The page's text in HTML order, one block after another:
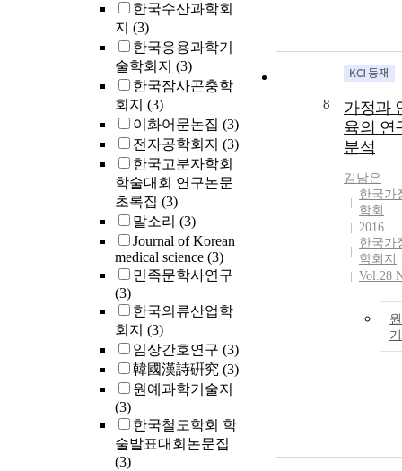
한국수산과학회
지 (3)
한국응용과학기
술학회지 (3)
한국잠사곤충학
회지 (3)
이화어문논집 (3)
전자공학회지 (3)
한국고분자학회
학술대회 연구논문
초록집 (3)
말소리 (3)
Journal of Korean
medical science (3)
민족문학사연구
(3)
한국의류산업학
회지 (3)
임상간호연구 (3)
韓國漢詩硏究 (3)
원예과학기술지
(3)
한국철도학회 학
술발표대회논문집
(3)
8
가정과
육의 연
분석
김남은
한국가
학회
2016
한국가
학회지
Vol.28